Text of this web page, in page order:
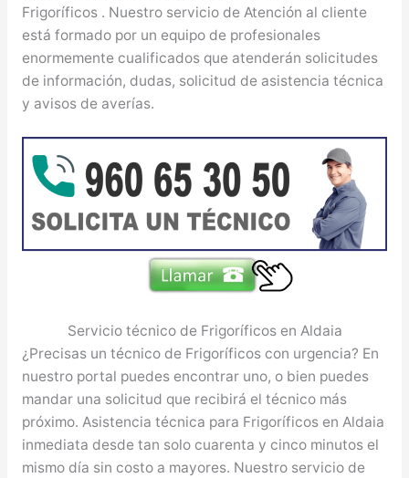
Frigoríficos . Nuestro servicio de Atención al cliente
está formado por un equipo de profesionales
enormemente cualificados que atenderán solicitudes
de información, dudas, solicitud de asistencia técnica
y avisos de averías.
Servicio técnico de Frigoríficos en Aldaia
¿Precisas un técnico de Frigoríficos con urgencia? En
nuestro portal puedes encontrar uno, o bien puedes
mandar una solicitud que recibirá el técnico más
próximo. Asistencia técnica para Frigoríficos en Aldaia
inmediata desde tan solo cuarenta y cinco minutos el
mismo día sin costo a mayores. Nuestro servicio de